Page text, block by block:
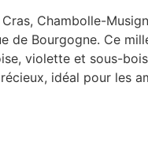
Chambolle-
de Bourgogne. Ce
violette et sous-
idéal pour les